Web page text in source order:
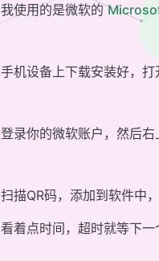
我使用的是微软的
手机设备上下载安装好，打
登录你的微软账户，然后右
扫描QR码，添加到软件中
看着点时间，超时就等下一